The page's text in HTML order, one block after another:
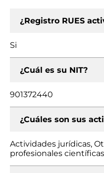
¿Registro RUES
Si
¿Cuál es su NIT?
901372440
¿Cuáles son sus
Actividades jurídicas,
profesionales